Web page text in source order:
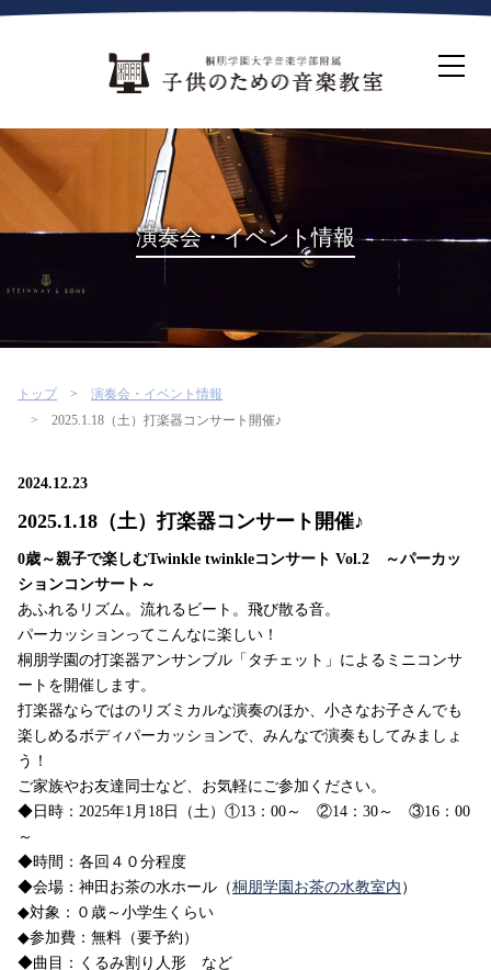
ホーム
生徒募集について
教室案内
コース紹介
概要・沿革
桐朋を選ぶ理由
インタビュー・コラム
よくある質問
演奏会・イベント情報
トップ
演奏会・イベント情報
2025.1.18（土）打楽器コンサート開催♪
2024.12.23
2025.1.18（土）打楽器コンサート開催♪
0歳～親子で楽しむTwinkle twinkleコンサート Vol.2 ～パーカッ
ションコンサート～
あふれるリズム。流れるビート。飛び散る音。
パーカッションってこんなに楽しい！
桐朋学園の打楽器アンサンブル「タチェット」によるミニコンサ
ートを開催します。
打楽器ならではのリズミカルな演奏のほか、小さなお子さんでも
楽しめるボディパーカッションで、みんなで演奏もしてみましょ
う！
ご家族やお友達同士など、お気軽にご参加ください。
◆日時：2025年1月18日（土）①13：00～ ②14：30～ ③16：00
～
◆時間：各回４０分程度
◆会場：神田お茶の水ホール（桐朋学園お茶の水教室内 ）
◆対象：０歳～小学生くらい
◆参加費：無料（要予約）
◆曲目：くるみ割り人形 など